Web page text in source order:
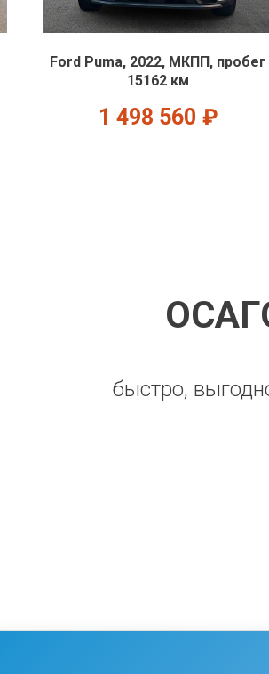
Ford Puma, 2022, МКПП, пробег
15162 км
1 498 560 ₽
быстро,